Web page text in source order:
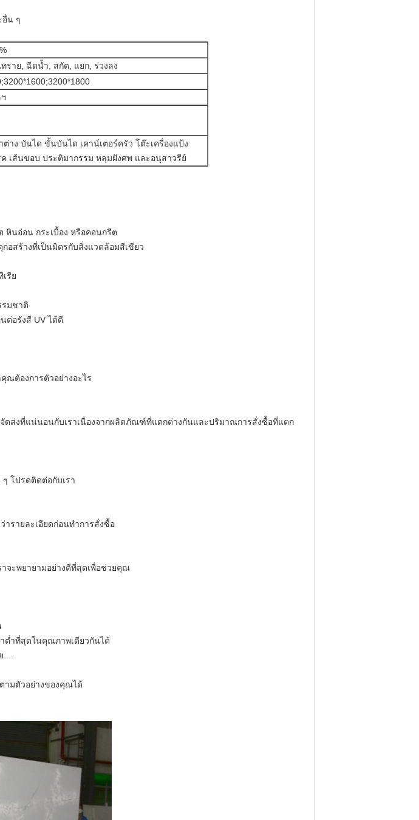
อื่น ๆ
ราย, ฉีดน้ำ, สกัด, แยก, ร่วงลง
าง บันได ขั้นบันได เคาน์เตอร์ครัว โต๊ะเครื่องแป้ง
เส้นขอบ ประติมากรรม หลุมฝังศพ และอนุสาวรีย์
หินอ่อน กระเบื้อง หรือคอนกรีต
อสร้างที่เป็นมิตรกับสิ่งแวดล้อมสีเขียว
รีย
รมชาติ
ต่อรังสี UV ได้ดี
ณต้องการตัวอย่างอะไร
ดส่งที่แน่นอนกับเราเนื่องจากผลิตภัณฑ์ที่แตกต่างกันและปริมาณการสั่งซื้อที่แตก
โปรดติดต่อกับเรา
รายละเอียดก่อนทำการสั่งซื้อ
าจะพยายามอย่างดีที่สุดเพื่อช่วยคุณ
าต่ำที่สุดในคุณภาพเดียวกันได้
ามตัวอย่างของคุณได้